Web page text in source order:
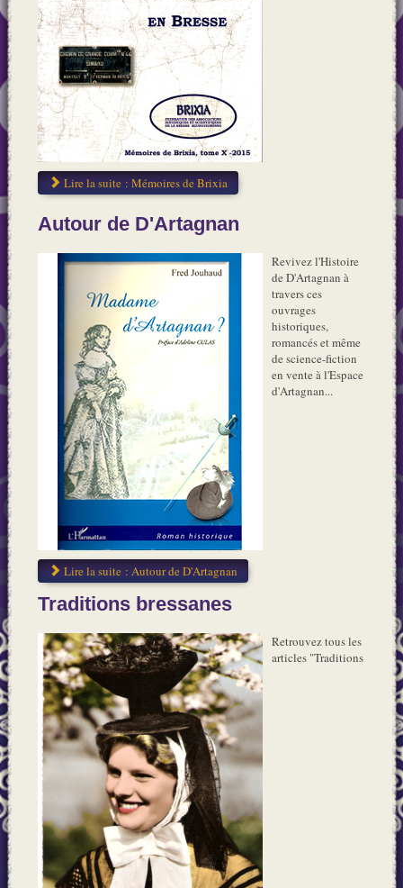
Lire la suite : Mémoires de Brixia
Autour de D'Artagnan
Revivez l'Histoire
de D'Artagnan à
travers ces
ouvrages
historiques,
romancés et même
de science-fiction
en vente à l'Espace
d'Artagnan...
Lire la suite : Autour de D'Artagnan
Traditions bressanes
Retrouvez tous les
articles "Traditions